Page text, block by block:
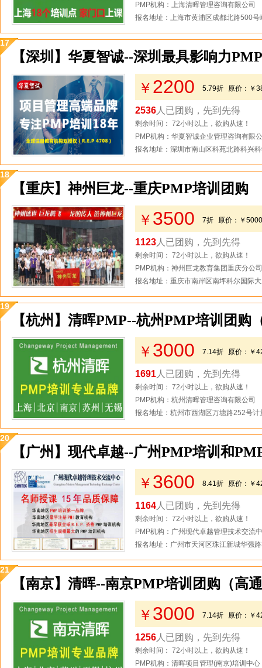
PMP机构：上海清晖管理咨询有限公司
报名地址：上海市黄浦区成都北路500
17
【深圳】华夏智诚--深圳最具影响力
￥ 2200 5.79折 原价： ￥
2536 人已团购，先到先得
剩余时间： 72小时以上，欲购从速！
PMP机构：华夏智诚企业管理咨询有限
报名地址：深圳市南山区科苑北路科兴
18
【重庆】神州巨龙--重庆PMP培训团购
￥ 3500 7折 原价： ￥5000
1123 人已团购，先到先得
剩余时间： 72小时以上，欲购从速！
PMP机构：神州巨龙教育集团重庆分公司
报名地址：重庆市南岸区南坪科尔国际
19
【杭州】清晖PMP--杭州PMP培训团购
￥ 3000 7.14折 原价： ￥
1691 人已团购，先到先得
剩余时间： 72小时以上，欲购从速！
PMP机构：杭州清晖管理咨询有限公司
报名地址：杭州市西湖区万塘路252号
20
【广州】现代卓越--广州PMP培训和
￥ 3600 8.41折 原价： ￥
1164 人已团购，先到先得
剩余时间： 72小时以上，欲购从速！
PMP机构：广州现代卓越管理技术交流
报名地址：广州市天河区珠江新城华强
21
【南京】清晖--南京PMP培训团购（高
￥ 3000 7.14折 原价： ￥
1256 人已团购，先到先得
剩余时间： 72小时以上，欲购从速！
PMP机构：清晖项目管理(南京)培训中心